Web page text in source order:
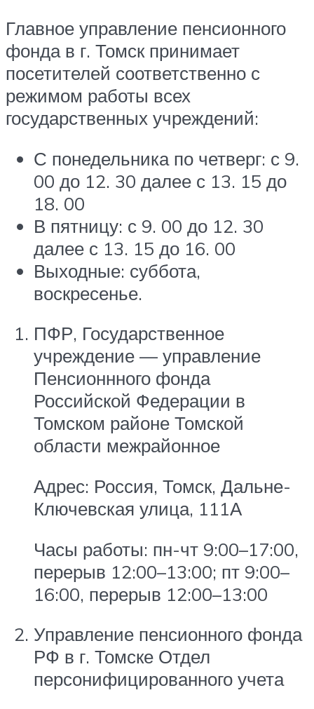
Главное управление пенсионного
фонда в г. Томск принимает
посетителей соответственно с
режимом работы всех
государственных учреждений:
С понедельника по четверг: с 9.
00 до 12. 30 далее с 13. 15 до
18. 00
В пятницу: с 9. 00 до 12. 30
далее с 13. 15 до 16. 00
Выходные: суббота,
воскресенье.
ПФР, Государственное
учреждение — управление
Пенсионнного фонда
Российской Федерации в
Томском районе Томской
области межрайонное
Адрес: Россия, Томск, Дальне-
Ключевская улица, 111А
Часы работы: пн-чт 9:00–17:00,
перерыв 12:00–13:00; пт 9:00–
16:00, перерыв 12:00–13:00
Управление пенсионного фонда
РФ в г. Томске Отдел
персонифицированного учета